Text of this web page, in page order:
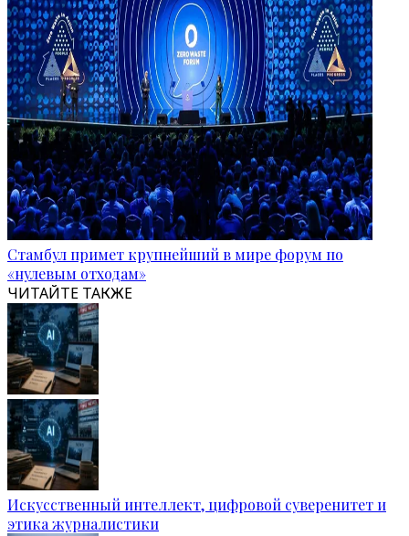
Стамбул примет крупнейший в мире форум по
«нулевым отходам»
ЧИТАЙТЕ ТАКЖЕ
Искусственный интеллект, цифровой суверенитет и
этика журналистики